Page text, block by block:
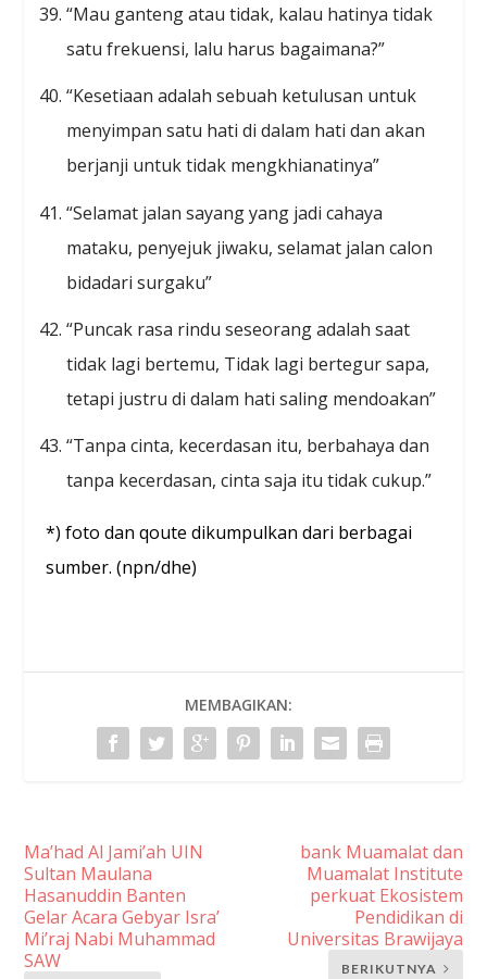
“Mau ganteng atau tidak, kalau hatinya tidak
satu frekuensi, lalu harus bagaimana?”
“Kesetiaan adalah sebuah ketulusan untuk
menyimpan satu hati di dalam hati dan akan
berjanji untuk tidak mengkhianatinya”
“Selamat jalan sayang yang jadi cahaya
mataku, penyejuk jiwaku, selamat jalan calon
bidadari surgaku”
“Puncak rasa rindu seseorang adalah saat
tidak lagi bertemu, Tidak lagi bertegur sapa,
tetapi justru di dalam hati saling mendoakan”
“Tanpa cinta, kecerdasan itu, berbahaya dan
tanpa kecerdasan, cinta saja itu tidak cukup.”
*) foto dan qoute dikumpulkan dari berbagai
sumber. (npn/dhe)
MEMBAGIKAN:
Ma’had Al Jami’ah UIN
Sultan Maulana
Hasanuddin Banten
Gelar Acara Gebyar Isra’
Mi’raj Nabi Muhammad
SAW
bank Muamalat dan
Muamalat Institute
perkuat Ekosistem
Pendidikan di
Universitas Brawijaya
BERIKUTNYA